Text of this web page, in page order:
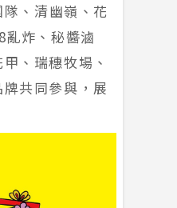
、清幽嶺、花
炸、秘醬滷
、瑞穗牧場、
共同參與，展